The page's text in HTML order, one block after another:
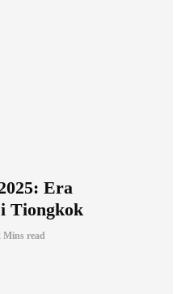
Era
Tiongkok
Mins read